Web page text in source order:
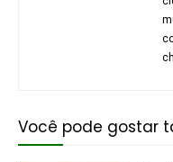
Você pode gostar